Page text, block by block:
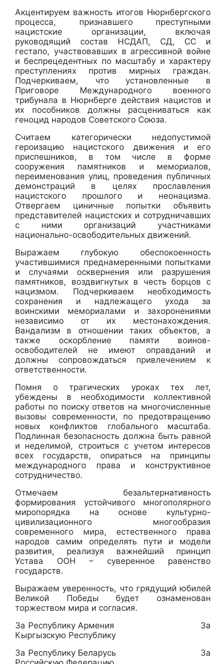
Акцентируем важность итогов Нюрнбергского
процесса, признавшего преступными
нацистские организации, включая
руководящий состав НСДАП, СД, СС и
гестапо, участвовавших в агрессивной войне
и беспрецедентных по масштабу и характеру
преступлениях против мирных граждан.
Подчеркиваем, что установленные в
Приговоре Международного военного
трибунала в Нюрнберге действия нацистов и
их пособников должны расцениваться как
геноцид народов Советского Союза.
Считаем категорически недопустимой
героизацию нацистского движения и его
приспешников, в том числе в форме
сооружения памятников и мемориалов,
переименования улиц, проведения публичных
демонстраций в целях прославления
нацистского прошлого и неонацизма.
Отвергаем циничные попытки объявить
представителей нацистских и сотрудничавших
с ними организаций участниками
национально-освободительных движений.
Выражаем глубокую обеспокоенность
участившимися преднамеренными попытками
и случаями осквернения или разрушения
памятников, воздвигнутых в честь борцов с
нацизмом. Подчеркиваем необходимость
сохранения и надлежащего ухода за
воинскими мемориалами и захоронениями
независимо от их местонахождения.
Вандализм в отношении таких объектов, а
также оскорбление памяти воинов-
освободителей не имеют оправданий и
должны сопровождаться привлечением к
ответственности.
Помня о трагических уроках тех лет,
убеждены в необходимости коллективной
работы по поиску ответов на многочисленные
вызовы современности, по предотвращению
новых конфликтов глобального масштаба.
Подлинная безопасность должна быть равной
и неделимой, строиться с учетом интересов
всех государств, опираться на принципы
международного права и конструктивное
сотрудничество.
Отмечаем безальтернативность
формирования устойчивого многополярного
миропорядка на основе культурно-
цивилизационного многообразия
современного мира, естественного права
народов самим определять пути и модели
развития, реализуя важнейший принцип
Устава ООН – суверенное равенство
государств.
Выражаем уверенность, что грядущий юбилей
Великой Победы будет ознаменован
торжеством мира и согласия.
За Республику Армения За
Кыргызскую Республику
За Республику Беларусь За